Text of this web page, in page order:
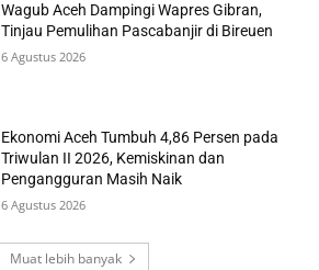
Wagub Aceh Dampingi Wapres Gibran,
Tinjau Pemulihan Pascabanjir di Bireuen
6 Agustus 2026
Ekonomi Aceh Tumbuh 4,86 Persen pada
Triwulan II 2026, Kemiskinan dan
Pengangguran Masih Naik
6 Agustus 2026
Muat lebih banyak